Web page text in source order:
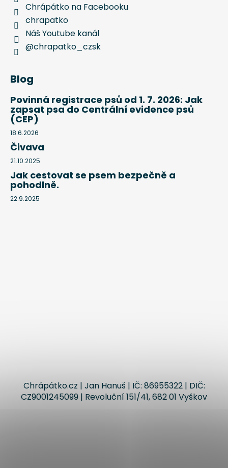
Chrápátko na Facebooku
chrapatko
Náš Youtube kanál
@chrapatko_czsk
Blog
Povinná registrace psů od 1. 7. 2026: Jak
zapsat psa do Centrální evidence psů
(CEP)
18.6.2026
Čivava
21.10.2025
Jak cestovat se psem bezpečně a
pohodlně.
22.9.2025
Chrápátko.cz | Jan Hanuš | IČ: 86955322 | DIČ:
CZ9001245099 | Revoluční 151/41, 682 01 Vyškov